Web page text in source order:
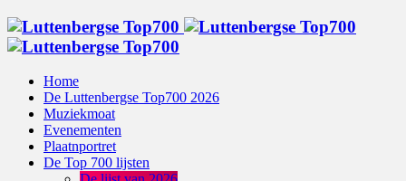
Home
De Luttenbergse Top700 2026
Muziekmoat
Evenementen
Plaatnportret
De Top 700 lijsten